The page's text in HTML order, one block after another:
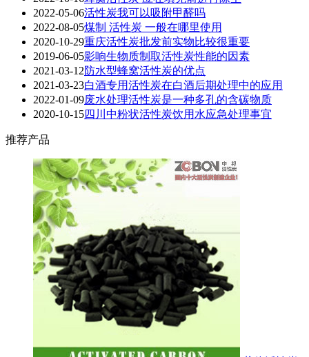
2022-05-06活性炭我可以吸附甲醛吗
2022-08-05煤制 活性炭 一般在哪里使用
2020-10-29重庆活性炭批发前实物比较很重要
2019-06-05影响生物质制取活性炭性能的因素
2021-03-12防水型蜂窝活性炭的优点
2021-03-23白酒专用活性炭在白酒后期处理中的应用
2022-01-09废水处理活性炭是一种多孔的含碳物质
2020-10-15四川中粉状活性炭饮用水应急处理事宜
推荐产品